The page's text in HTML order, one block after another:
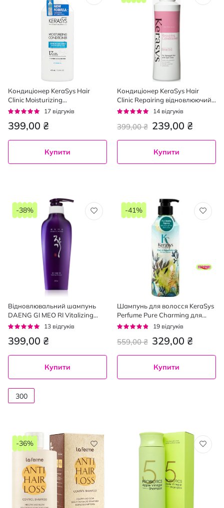
Кондиціонер KeraSys Hair
Clinic Moisturizing
зволожуючий 400 мл
Рейтинг:
17 відгуків
399,00 ₴
Купити
Кондиціонер KeraSys Hair
Clinic Repairing відновлюючий
400 мл
Рейтинг:
14 відгуків
239,00 ₴
399,00 ₴
Купити
Відновлювальний шампунь
DAENG GI MEO RI Vitalizing
Shampoo 300 мл
Рейтинг:
13 відгуків
399,00 ₴
-38%
Купити
300
Шампунь для волосся KeraSys
Perfume Pure Charming для
сухого та ламкого, 600 мл
Рейтинг:
19 відгуків
329,00 ₴
559,00 ₴
-41%
Купити
-36%